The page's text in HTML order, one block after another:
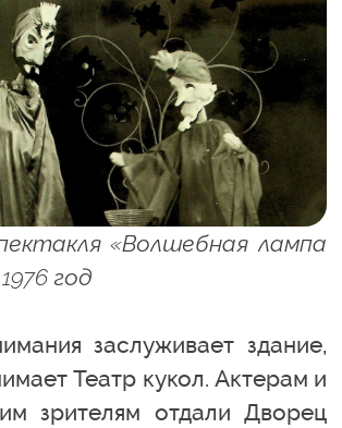
«Волшебная лампа
год
заслуживает здание,
Театр кукол. Актерам и
зрителям отдали Дворец